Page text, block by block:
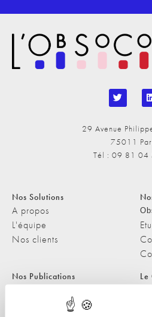
29 Avenue
75011
Tél : 09 81 04
Nos Solutions
A propos
L'équipe
Nos clients
Nos Publications
Les Podcasts de L'ObSoCo
Le